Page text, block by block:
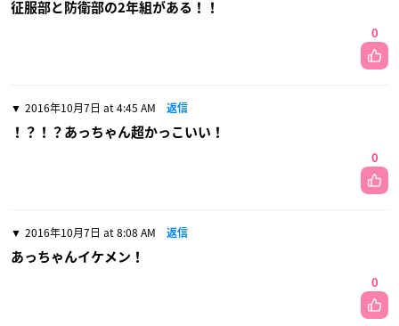
征服部と防衛部の2年組がある！！
0
2016年10月7日 at 4:45 AM 返信
！？！？あっちゃん超かっこいい！
0
2016年10月7日 at 8:08 AM 返信
あっちゃんイケメン！
0